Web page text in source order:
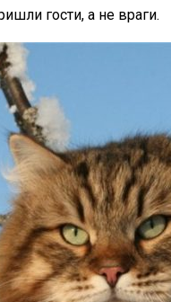
гости, а не враги.